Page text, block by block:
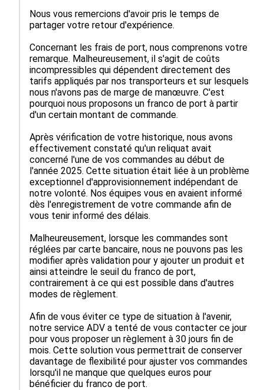
Nous vous remercions d'avoir pris le temps de
partager votre retour d'expérience.
Concernant les frais de port, nous comprenons votre
remarque. Malheureusement, il s'agit de coûts
incompressibles qui dépendent directement des
tarifs appliqués par nos transporteurs et sur lesquels
nous n'avons pas de marge de manœuvre. C'est
pourquoi nous proposons un franco de port à partir
d'un certain montant de commande.
Après vérification de votre historique, nous avons
effectivement constaté qu'un reliquat avait
concerné l'une de vos commandes au début de
l'année 2025. Cette situation était liée à un problème
exceptionnel d'approvisionnement indépendant de
notre volonté. Nos équipes vous en avaient informé
dès l'enregistrement de votre commande afin de
vous tenir informé des délais.
Malheureusement, lorsque les commandes sont
réglées par carte bancaire, nous ne pouvons pas les
modifier après validation pour y ajouter un produit et
ainsi atteindre le seuil du franco de port,
contrairement à ce qui est possible dans d'autres
modes de règlement.
Afin de vous éviter ce type de situation à l'avenir,
notre service ADV a tenté de vous contacter ce jour
pour vous proposer un règlement à 30 jours fin de
mois. Cette solution vous permettrait de conserver
davantage de flexibilité pour ajuster vos commandes
lorsqu'il ne manque que quelques euros pour
bénéficier du franco de port.